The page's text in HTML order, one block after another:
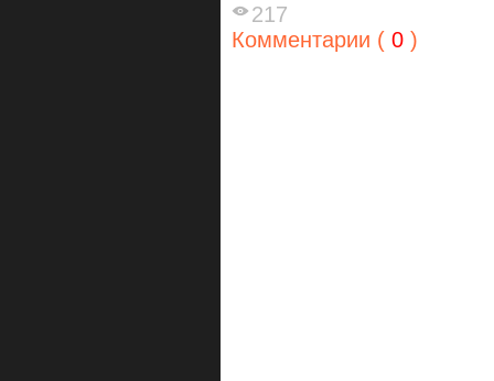
217
Комментарии ( 0 )